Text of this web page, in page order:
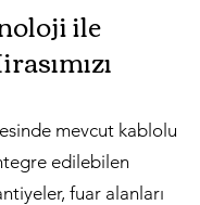
ile
mevcut kablolu
edilebilen
fuar alanları